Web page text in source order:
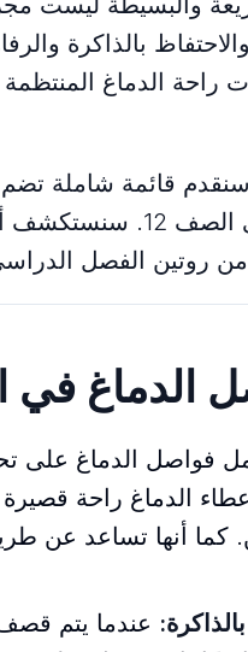
بالذاكرة
راحة الدماغ
الأطفال وصولا
روتين الفصل
الدماغ
فواصل الدماغ على
الدماغ راحة
كما أنها تساعد عن
عندما يتم